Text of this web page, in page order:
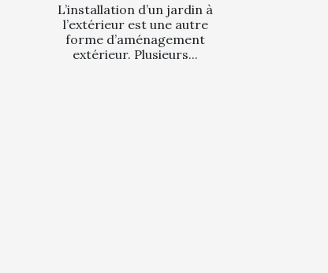
L’installation d’un jardin à
l’extérieur est une autre
forme d’aménagement
extérieur. Plusieurs...